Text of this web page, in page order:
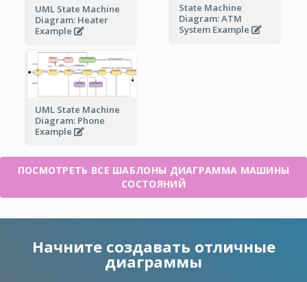
State Machine
Diagram: ATM
System Example
UML State Machine
Diagram: Heater
Example
UML State Machine
Diagram: Phone
Example
ПОСМОТРЕТЬ ВСЕ ШАБЛОНЫ ДИАГРАММА МАШИНЫ
СОСТОЯНИЙ
Начните создавать отличные
диаграммы